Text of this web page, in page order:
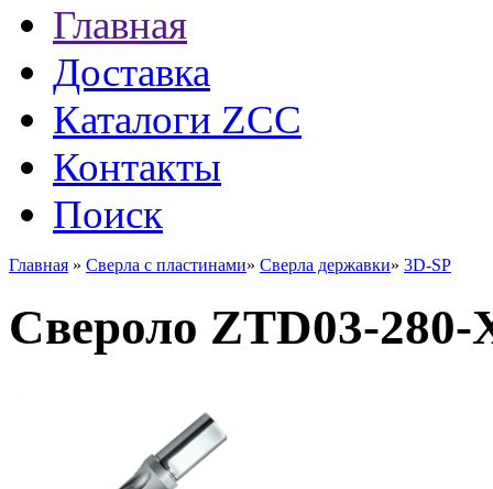
Главная
Доставка
Каталоги ZCC
Контакты
Поиск
Главная » Сверла с пластинами» Сверла державки» 3D-SP
Свероло ZTD03-280-